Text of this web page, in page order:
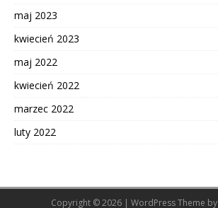
maj 2023
kwiecień 2023
maj 2022
kwiecień 2022
marzec 2022
luty 2022
Copyright © 2026 | WordPress Theme by